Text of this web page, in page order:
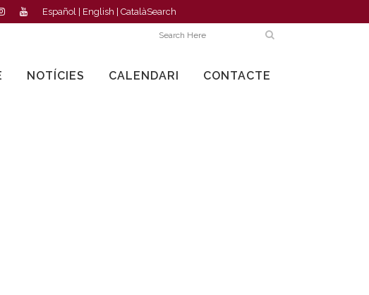
Español English CatalàSearch
NOTÍCIES CALENDARI CONTACTE